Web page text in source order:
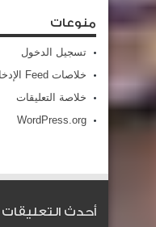
منوعات
تسجيل الدخول
خلاصات Feed الإدخالات
خلاصة التعليقات
WordPress.org
أحدث التعليقات